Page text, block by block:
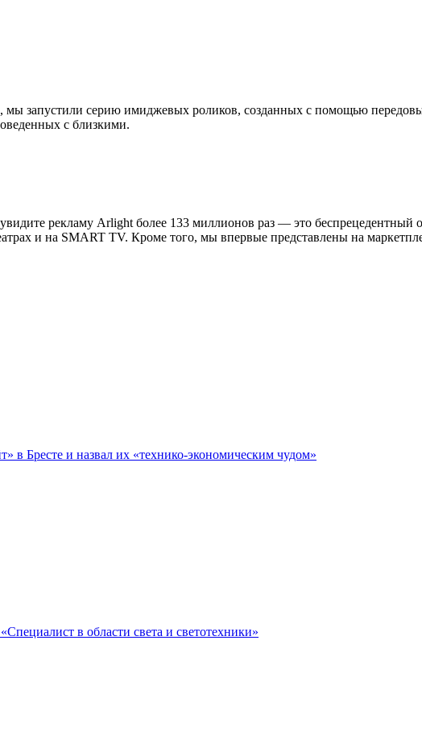
мы запустили серию имиджевых роликов, созданных с помощью
с близкими.
рекламу Arlight более 133 миллионов раз — это
и на SMART TV. Кроме того, мы впервые представлены на
в Бресте и назвал их «технико-экономическим чудом»
в области света и светотехники»